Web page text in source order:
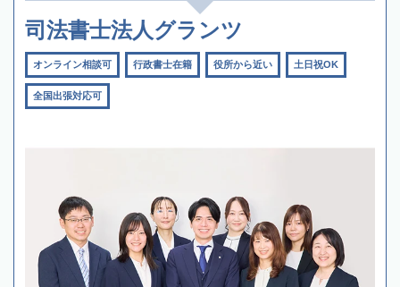
司法書士法人グランツ
オンライン相談可 行政書士在籍 役所から近い 土日祝OK
全国出張対応可